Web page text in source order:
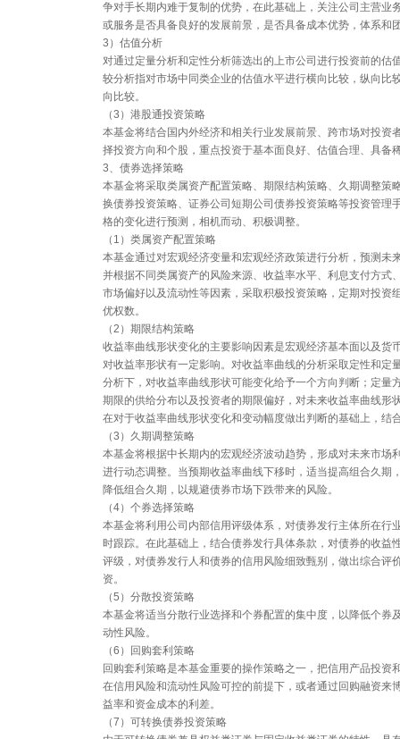
争对手长期内难于复制的优势，在此基础上，关注公司主营
或服务是否具备良好的发展前景，是否具备成本优势，体系
3）估值分析
对通过定量分析和定性分析筛选出的上市公司进行投资前的
较分析指对市场中同类企业的估值水平进行横向比较，纵向
向比较。
（3）港股通投资策略
本基金将结合国内外经济和相关行业发展前景、跨市场对投
择投资方向和个股，重点投资于基本面良好、估值合理、具备
3、债券选择策略
本基金将采取类属资产配置策略、期限结构策略、久期调整
换债券投资策略、证券公司短期公司债券投资策略等投资管
格的变化进行预测，相机而动、积极调整。
（1）类属资产配置策略
本基金通过对宏观经济变量和宏观经济政策进行分析，预测
并根据不同类属资产的风险来源、收益率水平、利息支付方
市场偏好以及流动性等因素，采取积极投资策略，定期对投
优权数。
（2）期限结构策略
收益率曲线形状变化的主要影响因素是宏观经济基本面以及
对收益率形状有一定影响。对收益率曲线的分析采取定性和
分析下，对收益率曲线形状可能变化给予一个方向判断；定
期限的供给分布以及投资者的期限偏好，对未来收益率曲线形
在对于收益率曲线形状变化和变动幅度做出判断的基础上，结
（3）久期调整策略
本基金将根据中长期内的宏观经济波动趋势，形成对未来市
进行动态调整。当预期收益率曲线下移时，适当提高组合久
降低组合久期，以规避债券市场下跌带来的风险。
（4）个券选择策略
本基金将利用公司内部信用评级体系，对债券发行主体所在
时跟踪。在此基础上，结合债券发行具体条款，对债券的收
评级，对债券发行人和债券的信用风险细致甄别，做出综合
资。
（5）分散投资策略
本基金将适当分散行业选择和个券配置的集中度，以降低个
动性风险。
（6）回购套利策略
回购套利策略是本基金重要的操作策略之一，把信用产品投
在信用风险和流动性风险可控的前提下，或者通过回购融资
益率和资金成本的利差。
（7）可转换债券投资策略